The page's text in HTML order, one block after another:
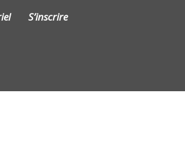
S’inscrire